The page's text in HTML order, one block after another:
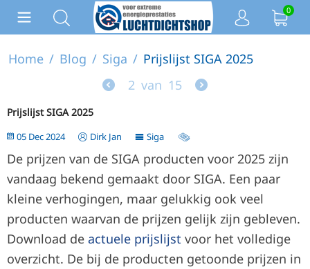
0
Home / Blog / Siga / Prijslijst SIGA 2025
2 van 15
Prijslijst SIGA 2025
05 Dec 2024 Dirk Jan Siga
De prijzen van de SIGA producten voor 2025 zijn
vandaag bekend gemaakt door SIGA. Een paar
kleine verhogingen, maar gelukkig ook veel
producten waarvan de prijzen gelijk zijn gebleven.
Download de actuele prijslijst voor het volledige
overzicht. De bij de producten getoonde prijzen in